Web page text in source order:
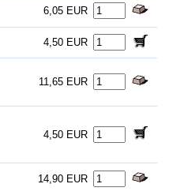
6,05 EUR
4,50 EUR
11,65 EUR
4,50 EUR
14,90 EUR